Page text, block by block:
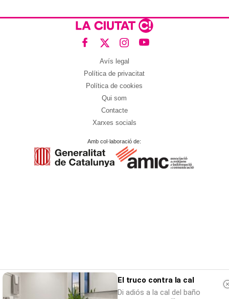
Avís legal
Política de privacitat
Política de cookies
Qui som
Contacte
Xarxes socials
Amb col·laboració de:
El truco contra la cal
Di adiós a la cal del baño